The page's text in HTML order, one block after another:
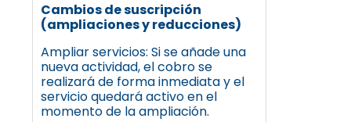
Cambios de suscripción
(ampliaciones y reducciones)
Ampliar servicios: Si se añade una
nueva actividad, el cobro se
realizará de forma inmediata y el
servicio quedará activo en el
momento de la ampliación.